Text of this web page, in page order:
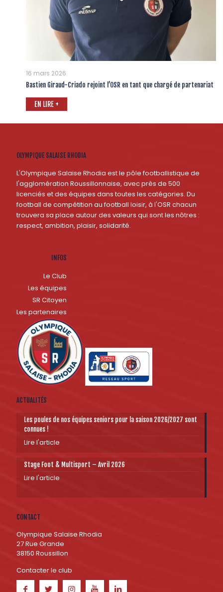
16 mars 2026
Bastien Giraud-Criado rejoint l’OSR en tant que chargé de partenariat
EN LIRE +
OLYMPIQUE SALAISE RHODIA
L'Olympique Salaise Rhodia est le pôle footballistique de
l'agglomération Roussillonnaise, avec près de 500
licenciés et des équipes dans toutes les catégories. Du
football de compétition au football loisir, à l'OSR chacun
trouvera sa place autour des valeurs qui sont les nôtres :
respect, ambition, plaisir, solidarité.
INFOS
Le Club
Les équipes
SR Citoyen
Les partenaires
ACTUALITÉS
Les poules de nos équipes seniors pour la saison 2026/2027 sont
connues !
Lire l'article
Stage Foot & Multisport – Avril 2026
Lire l'article
CONTACT
Olympique Salaise Rhodia
27 Rue Grande
38150 Roussillon
Contacter le club